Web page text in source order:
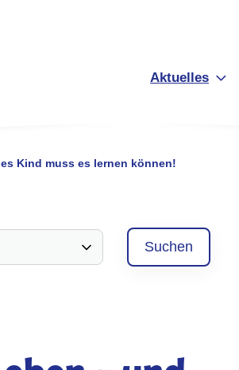
Aktuelles
Kind muss es lernen können!